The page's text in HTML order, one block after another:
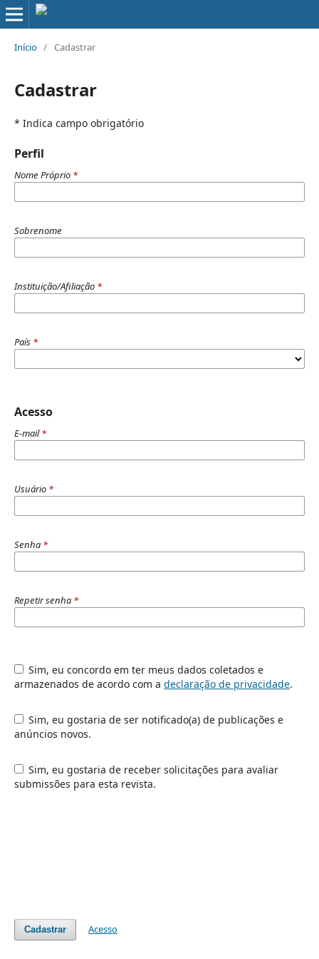
Início / Cadastrar
Cadastrar
* Indica campo obrigatório
Perfil
Nome Próprio *
Sobrenome
Instituição/Afiliação *
País *
Acesso
E-mail*
Usuário *
Senha *
Repetir senha *
Sim, eu concordo em ter meus dados coletados e
armazenados de acordo com a declaração de privacidade.
Sim, eu gostaria de ser notificado(a) de publicações e
anúncios novos.
Sim, eu gostaria de receber solicitações para avaliar
submissões para esta revista.
Cadastrar Acesso